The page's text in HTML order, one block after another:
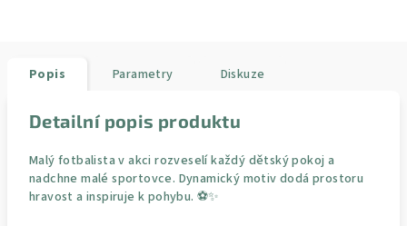
Popis Parametry Diskuze
Detailní popis produktu
Malý fotbalista v akci rozveselí každý dětský pokoj a
nadchne malé sportovce. Dynamický motiv dodá prostoru
hravost a inspiruje k pohybu. ⚽✨